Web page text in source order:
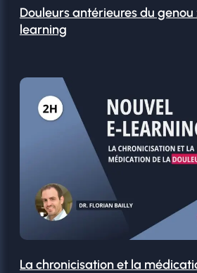
Douleurs antérieures du
learning
La chronicisation et la